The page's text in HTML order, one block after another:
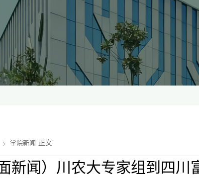
学院新闻 正文
面新闻）川农大专家组到四